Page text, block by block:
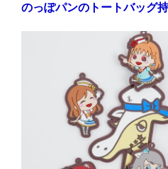
のっぽパンのトートバッグ